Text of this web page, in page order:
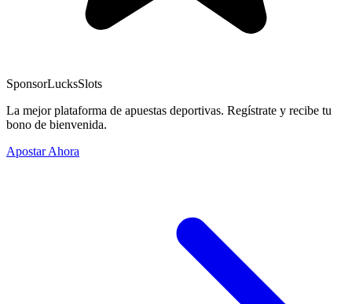
SponsorLucksSlots
La mejor plataforma de apuestas deportivas. Regístrate y recibe tu
bono de bienvenida.
Apostar Ahora